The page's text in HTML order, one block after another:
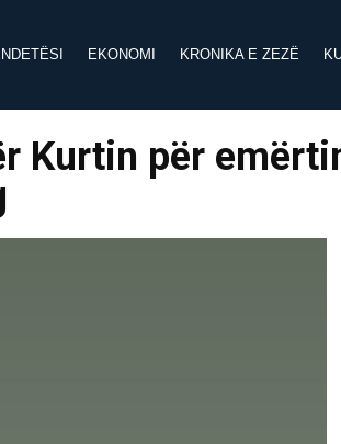
EKONOMI KRONIKA E ZEZË
Kurtin për